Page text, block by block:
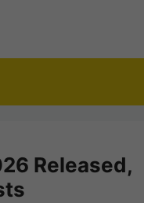
Released,